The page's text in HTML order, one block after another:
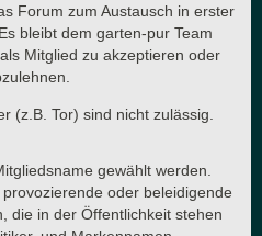
Forum zum Austausch in erster
bleibt dem garten-pur Team
Mitglied zu akzeptieren oder
(z.B. Tor) sind nicht zulässig.
gewählt werden.
oder beleidigende
die in der Öffentlichkeit stehen